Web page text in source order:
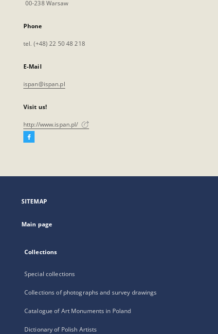
00-238 Warsaw
Phone
tel. (+48) 22 50 48 218
E-Mail
ispan@ispan.pl
Visit us!
http://www.ispan.pl/
Facebook
open
new
SITEMAP
Main page
Collections
Special collections
Collections of photographs and survey drawings
Catalogue of Art Monuments in Poland
Dictionary of Polish Artists